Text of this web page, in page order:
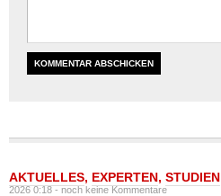
AKTUELLES, EXPERTEN, STUDIEN
2026 0:18 -noch keine Kommentare